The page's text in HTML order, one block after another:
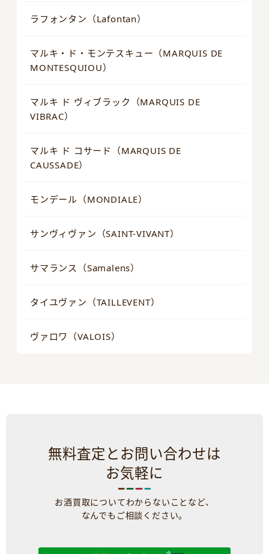
ラフォンタン（Lafontan）
マルキ・ド・モンテスキュー（MARQUIS DE
MONTESQUIOU）
マルキ ド ヴィブラック（MARQUIS DE
VIBRAC）
マルキ ド コサード（MARQUIS DE
CAUSSADE）
モンデール（MONDIALE）
サンヴィヴァン（SAINT-VIVANT）
サマランス（Samalens）
タイユヴァン（TAILLEVENT）
ヴァロワ（VALOIS）
無料査定とお問い合わせは
お気軽に
お酒買取についてわからないことなど、
なんでもご相談ください。